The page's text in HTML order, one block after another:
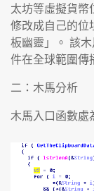
太坊等虛擬貨幣
修改成自己的位
板幽靈」。 該
件在全球範圍傳
二：木馬分析
木馬入口函數處